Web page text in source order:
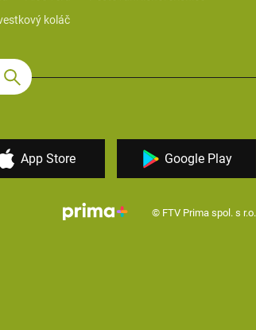
koláč
App Store Google Play
© FTV Prima spol. s r.o.